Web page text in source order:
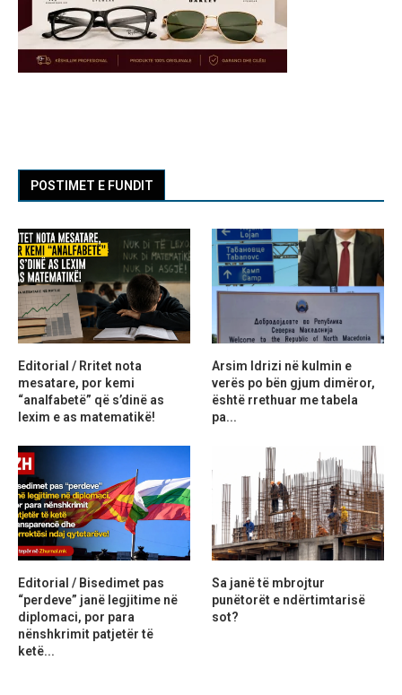
POSTIMET E FUNDIT
Editorial / Rritet nota
mesatare, por kemi
“analfabetë” që s’dinë as
lexim e as matematikë!
Arsim Idrizi në kulmin e
verës po bën gjum dimëror,
është rrethuar me tabela
pa...
Editorial / Bisedimet pas
“perdeve” janë legjitime në
diplomaci, por para
nënshkrimit patjetër të
ketë...
Sa janë të mbrojtur
punëtorët e ndërtimtarisë
sot?